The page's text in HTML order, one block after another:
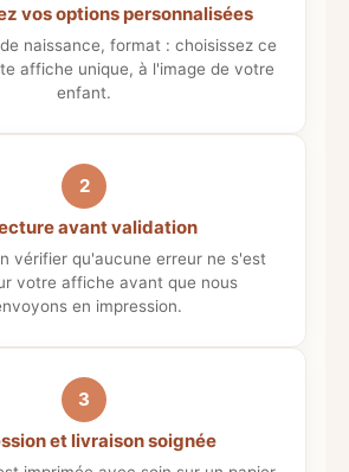
vos options personnalisées
naissance, format : choisissez ce
affiche unique, à l'image de votre
enfant.
2
avant validation
vérifier qu'aucune erreur ne s'est
votre affiche avant que nous
en impression.
3
et livraison soignée